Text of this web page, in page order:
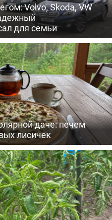
Volvo, Skoda, VW
для семьи
даче: печем
лисичек